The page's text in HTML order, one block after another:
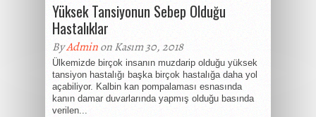
Yüksek Tansiyonun Sebep Olduğu
Hastalıklar
ByAdminon Kasım 30, 2018
Ülkemizde birçok insanın muzdarip olduğu yüksek
tansiyon hastalığı başka birçok hastalığa daha yol
açabiliyor. Kalbin kan pompalaması esnasında
kanın damar duvarlarında yapmış olduğu basında
verilen...